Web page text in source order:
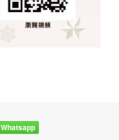
Whatsapp